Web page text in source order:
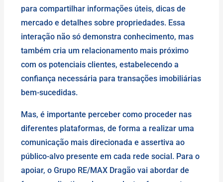
para compartilhar informações úteis, dicas de
mercado e detalhes sobre propriedades. Essa
interação não só demonstra conhecimento, mas
também cria um relacionamento mais próximo
com os potenciais clientes, estabelecendo a
confiança necessária para transações imobiliárias
bem-sucedidas.
Mas, é importante perceber como proceder nas
diferentes plataformas, de forma a realizar uma
comunicação mais direcionada e assertiva ao
público-alvo presente em cada rede social. Para o
apoiar, o Grupo RE/MAX Dragão vai abordar de